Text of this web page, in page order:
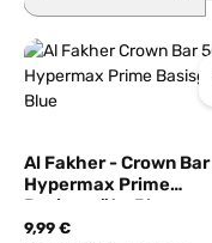
Al Fakher - Crown
Hypermax Prime
Basisgerät - Blue
9,99 €